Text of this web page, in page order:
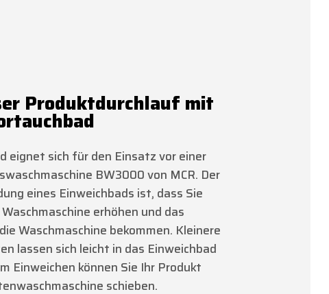
Produktdurchlauf mit
eignet sich für den Einsatz vor einer
BW3000 von MCR. Der
eines Einweichbads ist, dass Sie
erhöhen und das
Waschmaschine bekommen. Kleinere
lassen sich leicht in das Einweichbad
Einweichen können Sie Ihr Produkt
schieben.